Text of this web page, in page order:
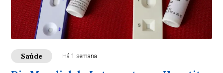
Saúde Há 1 semana